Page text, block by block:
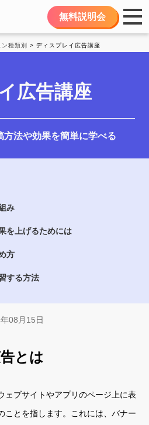
無料説明会
ン種類別 > ディスプレイ広告講座
広告講座
方法や効果を簡単に学べる
み
を上げるためには
方
する方法
08月15日
とは
ェブサイトやアプリのページ上に表
ことを指します。これには、バナー